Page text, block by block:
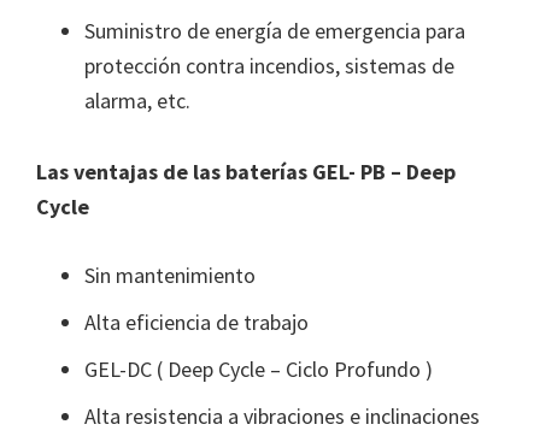
Suministro de energía de emergencia para
protección contra incendios, sistemas de
alarma, etc.
Las ventajas de las baterías GEL- PB – Deep
Cycle
Sin mantenimiento
Alta eficiencia de trabajo
GEL-DC ( Deep Cycle – Ciclo Profundo )
Alta resistencia a vibraciones e inclinaciones